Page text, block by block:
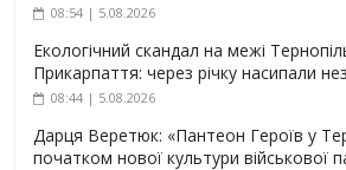
08:54 | 5.08.2026
Екологічний скандал на межі
Прикарпаття: через річку насипали
08:44 | 5.08.2026
Дарця Веретюк: «Пантеон Героїв у
початком нової культури військової